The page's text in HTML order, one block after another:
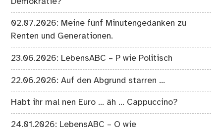
02.07.2026: Meine fünf Minutengedanken zu
Renten und Generationen.
23.06.2026: LebensABC – P wie Politisch
22.06.2026: Auf den Abgrund starren …
Habt ihr mal nen Euro … äh … Cappuccino?
24.01.2026: LebensABC – O wie